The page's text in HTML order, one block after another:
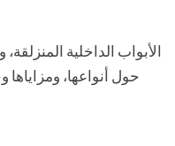
الأبواب الداخلية
حول أنواعها،